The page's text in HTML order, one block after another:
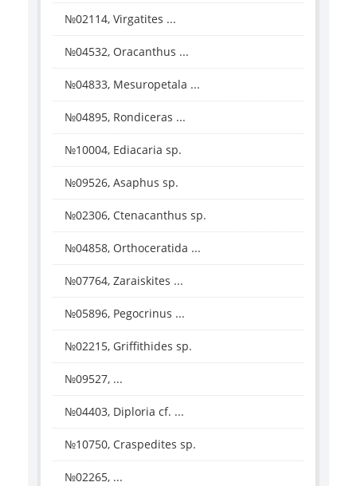
№02114, Virgatites ...
№04532, Oracanthus ...
№04833, Mesuropetala ...
№04895, Rondiceras ...
№10004, Ediacaria sp.
№09526, Asaphus sp.
№02306, Ctenacanthus sp.
№04858, Orthoceratida ...
№07764, Zaraiskites ...
№05896, Pegocrinus ...
№02215, Griffithides sp.
№09527, ...
№04403, Diploria cf. ...
№10750, Craspedites sp.
№02265, ...